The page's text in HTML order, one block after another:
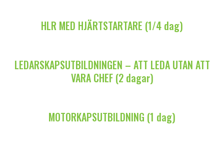
HLR MED HJÄRTSTARTARE (1/4 dag)
LEDARSKAPSUTBILDNINGEN – ATT LEDA UTAN ATT
VARA CHEF (2 dagar)
MOTORKAPSUTBILDNING (1 dag)